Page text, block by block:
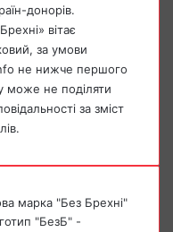
донорів.
вітає
за умови
не нижче першого
може не поділяти
за зміст
марка "Без Брехні"
"БезБ" -